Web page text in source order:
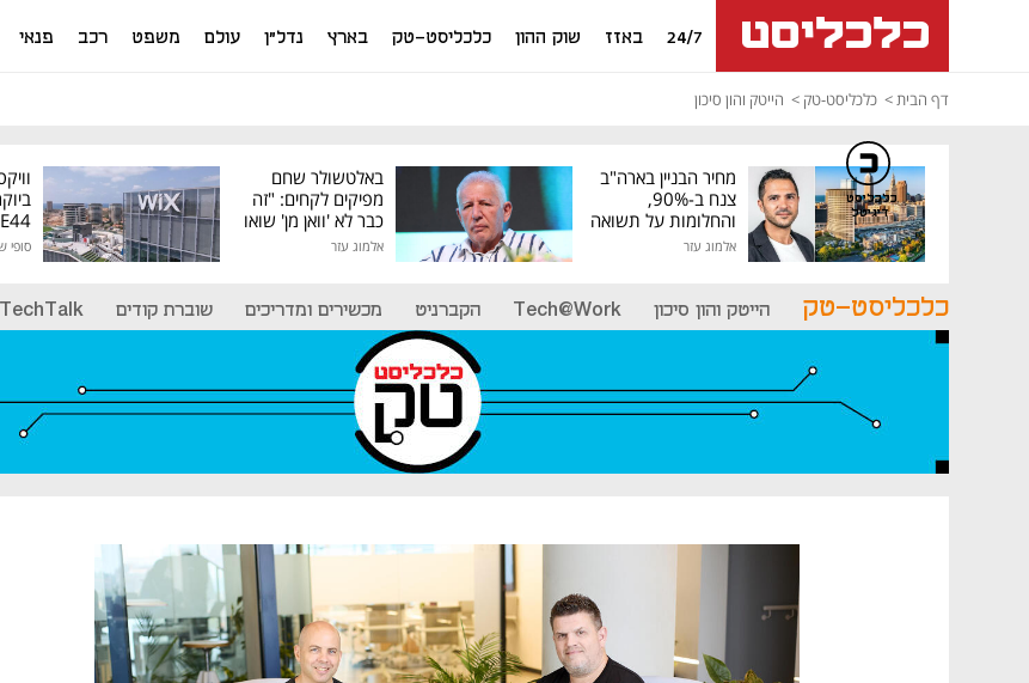
24/7 באזז שוק ההון כלכליסט-טק בארץ נדל"ן עולם משפט רכב פנאי
דף הבית כלכליסט-טק הייטק והון סיכון
מחיר הבניין בארה"ב
צנח ב-90%,
והחלומות על תשואה
גבוהה התנפצו
אלמוג עזר
באלטשולר שחם
מפיקים לקחים: "זה
כבר לא 'וואן מן' שואו
של גילעד"
אלמוג עזר סופי
כלכליסט-טק הייטק והון סיכון Tech@Work הקברניט מכשירים ומדריכים שוברת קודים TechTalk
כלכליסט
דיגיטל